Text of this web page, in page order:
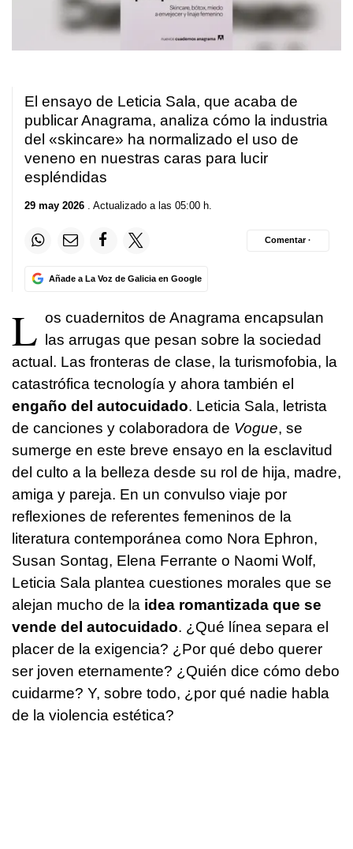
El ensayo de Leticia Sala, que acaba de
publicar Anagrama, analiza cómo la industria
del «skincare» ha normalizado el uso de
veneno en nuestras caras para lucir
espléndidas
29 may 2026 . Actualizado a las 05:00 h.
Añade a La Voz de Galicia en Google
Comentar ·
L os cuadernitos de Anagrama encapsulan
las arrugas que pesan sobre la sociedad
actual. Las fronteras de clase, la turismofobia, la
catastrófica tecnología y ahora también el
engaño del autocuidado. Leticia Sala, letrista
de canciones y colaboradora de Vogue, se
sumerge en este breve ensayo en la esclavitud
del culto a la belleza desde su rol de hija, madre,
amiga y pareja. En un convulso viaje por
reflexiones de referentes femeninos de la
literatura contemporánea como Nora Ephron,
Susan Sontag, Elena Ferrante o Naomi Wolf,
Leticia Sala plantea cuestiones morales que se
alejan mucho de la idea romantizada que se
vende del autocuidado. ¿Qué línea separa el
placer de la exigencia? ¿Por qué debo querer
ser joven eternamente? ¿Quién dice cómo debo
cuidarme? Y, sobre todo, ¿por qué nadie habla
de la violencia estética?